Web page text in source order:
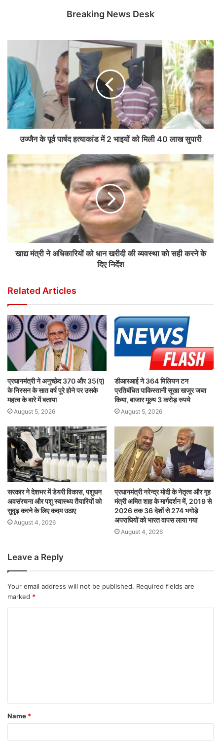
Breaking News Desk
उज्जैन के पूर्व पार्षद हत्याकांड में 2 भाइयों को मिली 40 लाख सुपारी
खाद्य मंत्री ने अधिकारियों को धान खरीदी की व्यवस्था को सही करने के
दिए निर्देश
Related Articles
प्रधानमंत्री ने अनुच्छेद 370 और 35(ए)
के निरसन के सात वर्ष पूरे होने पर उसके
महत्व के बारे में बताया
August 5, 2026
डीआरआई ने 364 मिलियन टन
प्रतिबंधित पाकिस्तानी सूखा खजूर जब्त
किया, बाजार मूल्य 3 करोड़ रुपये
August 5, 2026
सरकार ने देशभर में डेयरी विकास, पशुधन
अवसंरचना और पशु स्वास्थ्य तैयारियों को
सुदृढ़ करने के लिए कदम उठाए
August 4, 2026
प्रधानमंत्री नरेन्द्र मोदी के नेतृत्व और गृह
मंत्री अमित शाह के मार्गदर्शन में, 2019 से
2026 तक 36 देशों से 274 भगोड़े
अपराधियों को भारत वापस लाया गया
August 4, 2026
Leave a Reply
Your email address will not be published. Required fields are
marked *
Name *